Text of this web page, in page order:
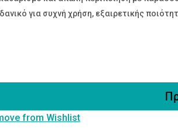
για συχνή χρήση, εξαιρετικής
from Wishlist